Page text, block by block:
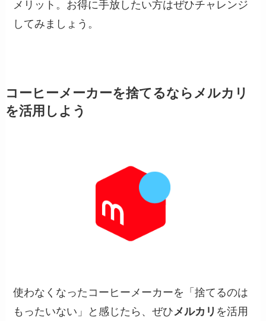
メリット。お得に手放したい方はぜひチャレンジ
してみましょう。
コーヒーメーカーを捨てるならメルカリ
を活用しよう
使わなくなったコーヒーメーカーを「捨てるのは
もったいない」と感じたら、ぜひメルカリ を活用